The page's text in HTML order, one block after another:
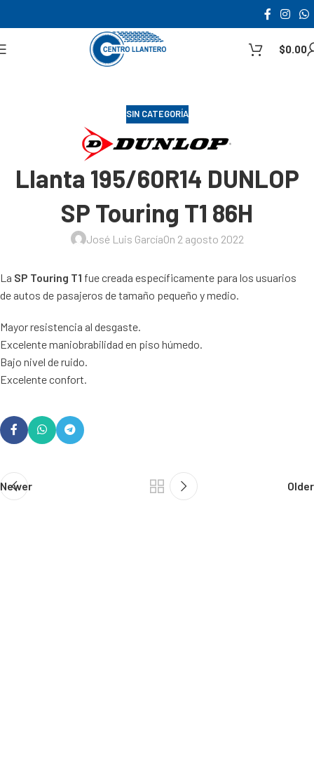
$0.00
SIN CATEGORÍA
Llanta 195/60R14 DUNLOP
SP Touring T1 86H
José Luis GarcíaOn 2 agosto 2022
La SP Touring T1 fue creada específicamente para los usuarios
de autos de pasajeros de tamaño pequeño y medio.
Mayor resistencia al desgaste.
Excelente maniobrabilidad en piso húmedo.
Bajo nivel de ruido.
Excelente confort.
Newer Older